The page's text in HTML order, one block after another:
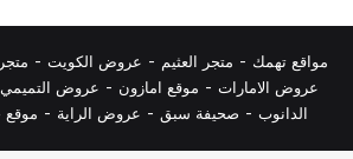
مواقع تهمك - متجر العثيم - عروض الكويت -
عروض الامارات - موقع امازون - عروض التميمي
الدانوب - صحيفة سبق - عروض الراية - موقع